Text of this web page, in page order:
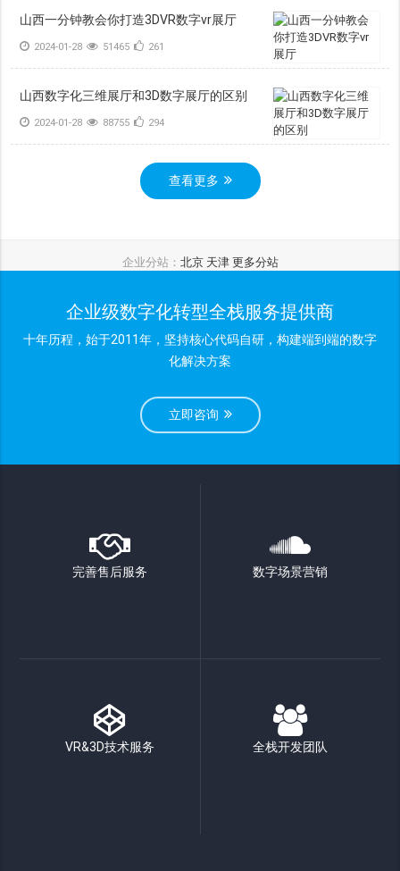
山西一分钟教会你打造3DVR数字vr展厅
2024-01-28 51465 261
山西数字化三维展厅和3D数字展厅的区别
2024-01-28 88755 294
查看更多
企业分站： 北京 天津 更多分站
企业级数字化转型全栈服务提供商
十年历程，始于2011年，坚持核心代码自研，构建端到端的数字
化解决方案
立即咨询
完善售后服务 数字场景营销
VR&3D技术服务 全栈开发团队